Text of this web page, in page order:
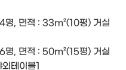
명, 면적 : 33m²(10평) 거실
명, 면적 : 50m²(15평) 거실
테이블1